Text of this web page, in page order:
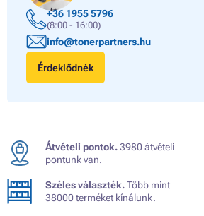
+36 1955 5796
(8:00 - 16:00)
info@tonerpartners.hu
Érdeklődnék
Átvételi pontok.3980 átvételi
pontunk van.
Széles választék.Több mint
38000 terméket kínálunk.